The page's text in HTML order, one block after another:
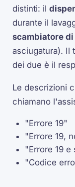
distinti: il
durante il
scambiatore
asciugatura). Il
dei due è il
Le descrizioni
chiamano
"Errore 19"
"Errore 19,
"Errore 19 e
"Codice